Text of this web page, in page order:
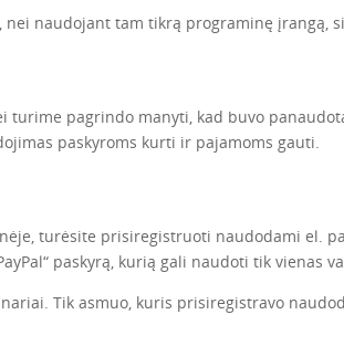
naudojant tam tikrą programinę įrangą,
pagrindo manyti, kad buvo
paskyroms kurti ir pajamoms gauti.
turėsite prisiregistruoti naudodami el.
paskyrą, kurią gali naudoti tik vienas
Tik asmuo, kuris prisiregistravo